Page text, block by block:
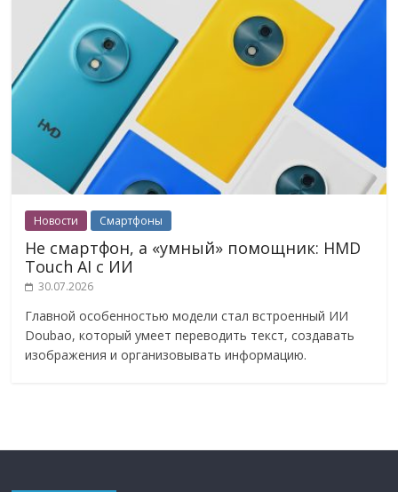
Новости Смартфоны
Не смартфон, а «умный» помощник: HMD
Touch AI с ИИ
30.07.2026
Главной особенностью модели стал встроенный ИИ
Doubao, который умеет переводить текст, создавать
изображения и организовывать информацию.